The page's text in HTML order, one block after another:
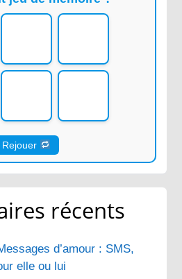
Rejouer
récents
d’amour : SMS,
elle ou lui